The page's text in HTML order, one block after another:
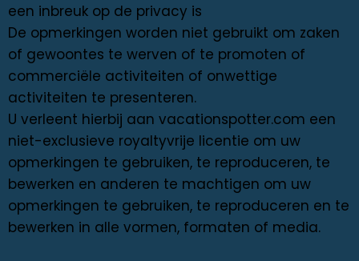
een inbreuk op de privacy is
De opmerkingen worden niet gebruikt om zaken
of gewoontes te werven of te promoten of
commerciële activiteiten of onwettige
activiteiten te presenteren.
U verleent hierbij aan vacationspotter.com een
niet-exclusieve royaltyvrije licentie om uw
opmerkingen te gebruiken, te reproduceren, te
bewerken en anderen te machtigen om uw
opmerkingen te gebruiken, te reproduceren en te
bewerken in alle vormen, formaten of media.